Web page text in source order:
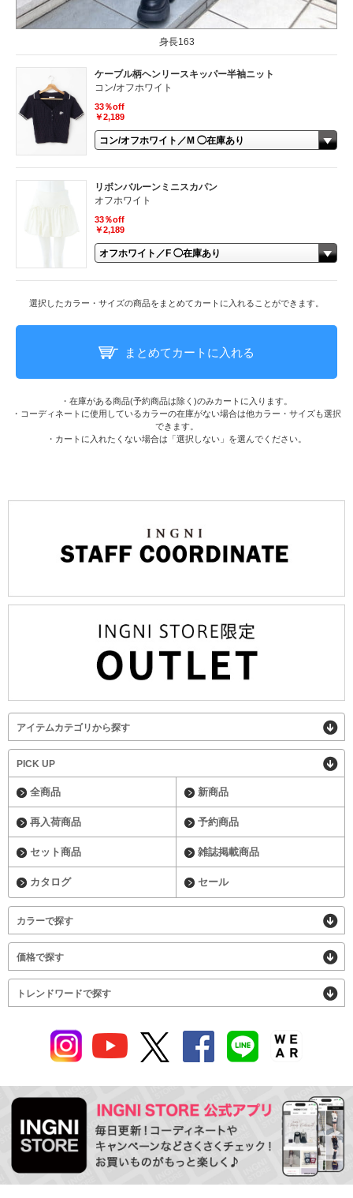
身長163
ケーブル柄ヘンリースキッパー半袖ニット
コン/オフホワイト
33％off
￥2,189
リボンバルーンミニスカパン
オフホワイト
33％off
￥2,189
選択したカラー・サイズの商品をまとめてカートに入れることができます。
まとめてカートに入れる
・在庫がある商品(予約商品は除く)のみカートに入ります。
・コーディネートに使用しているカラーの在庫がない場合は他カラー・サイズも選択
できます。
・カートに入れたくない場合は「選択しない」を選んでください。
アイテムカテゴリから探す
PICK UP
全商品 新商品
再入荷商品 予約商品
セット商品 雑誌掲載商品
カタログ セール
カラーで探す
価格で探す
トレンドワードで探す